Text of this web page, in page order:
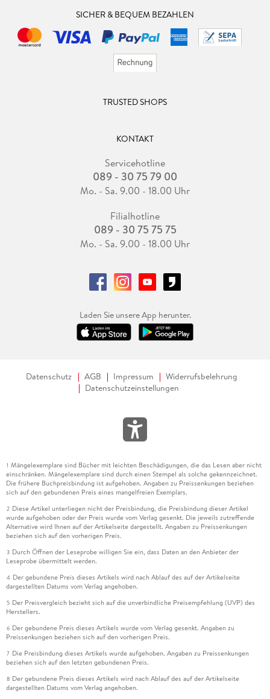
SICHER & BEQUEM BEZAHLEN
TRUSTED SHOPS
KONTAKT
Servicehotline
089 - 30 75 79 00
Mo. - Sa. 9.00 - 18.00 Uhr
Filialhotline
089 - 30 75 75 75
Mo. - Sa. 9.00 - 18.00 Uhr
Laden Sie unsere App herunter.
Datenschutz AGB Impressum
Widerrufsbelehrung
Datenschutzeinstellungen
1 Mängelexemplare sind Bücher mit leichten Beschädigungen, die das Lesen aber nicht
einschränken. Mängelexemplare sind durch einen Stempel als solche gekennzeichnet.
Die frühere Buchpreisbindung ist aufgehoben. Angaben zu Preissenkungen beziehen
sich auf den gebundenen Preis eines mangelfreien Exemplars.
2 Diese Artikel unterliegen nicht der Preisbindung, die Preisbindung dieser Artikel
wurde aufgehoben oder der Preis wurde vom Verlag gesenkt. Die jeweils zutreffende
Alternative wird Ihnen auf der Artikelseite dargestellt. Angaben zu Preissenkungen
beziehen sich auf den vorherigen Preis.
3 Durch Öffnen der Leseprobe willigen Sie ein, dass Daten an den Anbieter der
Leseprobe übermittelt werden.
4 Der gebundene Preis dieses Artikels wird nach Ablauf des auf der Artikelseite
dargestellten Datums vom Verlag angehoben.
5 Der Preisvergleich bezieht sich auf die unverbindliche Preisempfehlung (UVP) des
Herstellers.
6 Der gebundene Preis dieses Artikels wurde vom Verlag gesenkt. Angaben zu
Preissenkungen beziehen sich auf den vorherigen Preis.
7 Die Preisbindung dieses Artikels wurde aufgehoben. Angaben zu Preissenkungen
beziehen sich auf den letzten gebundenen Preis.
8 Der gebundene Preis dieses Artikels wird nach Ablauf des auf der Artikelseite
dargestellten Datums vom Verlag angehoben.